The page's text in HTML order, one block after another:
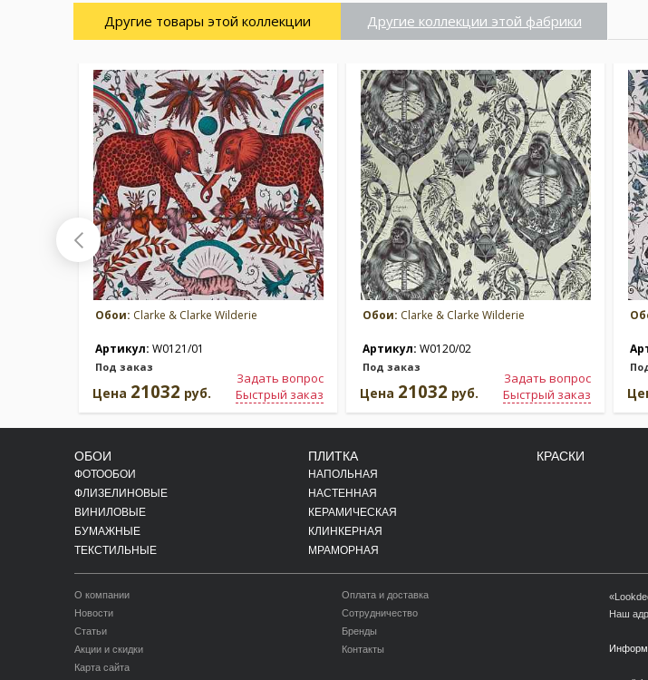
Другие товары этой коллекции Другие коллекции этой фабрики
Обои: Clarke & Clarke Wilderie
Артикул: W0121/01
Под заказ
Задать вопрос
Быстрый заказ
Цена 21032 руб.
Обои: Clarke & Clarke Wilderie
Артикул: W0120/02
Под заказ
Задать вопрос
Быстрый заказ
Цена 21032 руб.
ОБОИ
ФОТООБОИ
ФЛИЗЕЛИНОВЫЕ
ВИНИЛОВЫЕ
БУМАЖНЫЕ
ТЕКСТИЛЬНЫЕ
ПЛИТКА
НАПОЛЬНАЯ
НАСТЕННАЯ
КЕРАМИЧЕСКАЯ
КЛИНКЕРНАЯ
МРАМОРНАЯ
КРАСКИ
О компании
Новости
Статьи
Акции и скидки
Карта сайта
Оплата и доставка
Сотрудничество
Бренды
Контакты
Наш